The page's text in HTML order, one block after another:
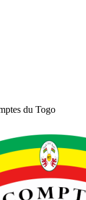
du Togo